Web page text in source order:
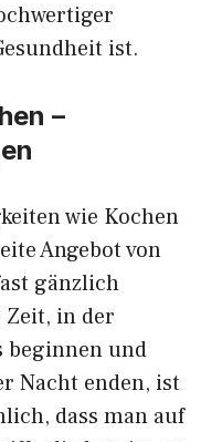
ist.
–
wie Kochen
Angebot von
gänzlich
in der
beginnen und
Nacht enden, ist
dass man auf